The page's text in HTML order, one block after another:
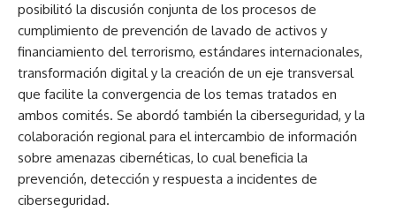
posibilitó la discusión conjunta de los procesos de
cumplimiento de prevención de lavado de activos y
financiamiento del terrorismo, estándares internacionales,
transformación digital y la creación de un eje transversal
que facilite la convergencia de los temas tratados en
ambos comités. Se abordó también la ciberseguridad, y la
colaboración regional para el intercambio de información
sobre amenazas cibernéticas, lo cual beneficia la
prevención, detección y respuesta a incidentes de
ciberseguridad.